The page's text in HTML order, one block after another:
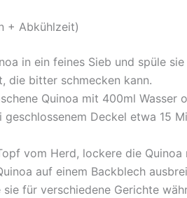
+ Abkühlzeit)
in ein feines Sieb und spüle
die bitter schmecken kann.
Quinoa mit 400ml Wasser
Deckel etwa 15
vom Herd, lockere die
auf einem Backblech
für verschiedene Gerichte